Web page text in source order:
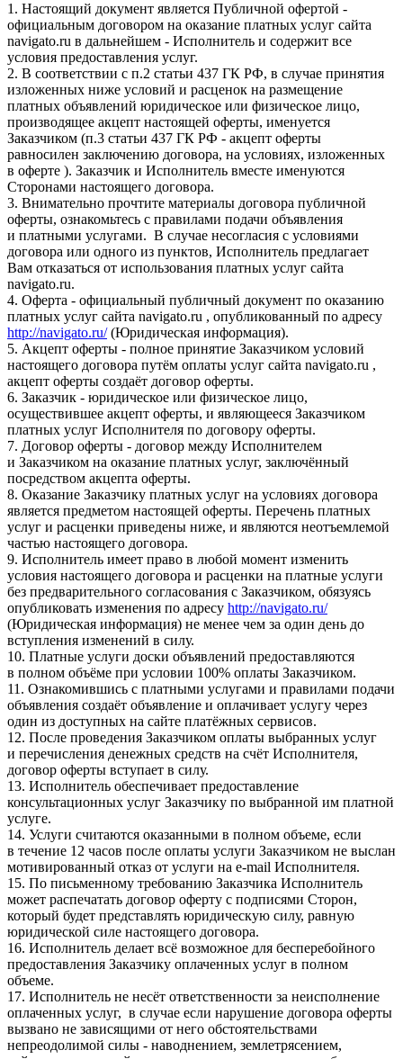
1. Настоящий документ является Публичной офертой -
официальным договором на оказание платных услуг сайта
navigato.ru в дальнейшем - Исполнитель и содержит все
условия предоставления услуг.
2. В соответствии с п.2 статьи 437 ГК РФ, в случае принятия
изложенных ниже условий и расценок на размещение
платных объявлений юридическое или физическое лицо,
производящее акцепт настоящей оферты, именуется
Заказчиком (п.3 статьи 437 ГК РФ - акцепт оферты
равносилен заключению договора, на условиях, изложенных
в оферте ). Заказчик и Исполнитель вместе именуются
Сторонами настоящего договора.
3. Внимательно прочтите материалы договора публичной
оферты, ознакомьтесь с правилами подачи объявления
и платными услугами. В случае несогласия с условиями
договора или одного из пунктов, Исполнитель предлагает
Вам отказаться от использования платных услуг сайта
navigato.ru.
4. Оферта - официальный публичный документ по оказанию
платных услуг сайта navigato.ru , опубликованный по адресу
http://navigato.ru/(Юридическая информация).
5. Акцепт оферты - полное принятие Заказчиком условий
настоящего договора путём оплаты услуг сайта navigato.ru ,
акцепт оферты создаёт договор оферты.
6. Заказчик - юридическое или физическое лицо,
осуществившее акцепт оферты, и являющееся Заказчиком
платных услуг Исполнителя по договору оферты.
7. Договор оферты - договор между Исполнителем
и Заказчиком на оказание платных услуг, заключённый
посредством акцепта оферты.
8. Оказание Заказчику платных услуг на условиях договора
является предметом настоящей оферты. Перечень платных
услуг и расценки приведены ниже, и являются неотъемлемой
частью настоящего договора.
9. Исполнитель имеет право в любой момент изменить
условия настоящего договора и расценки на платные услуги
без предварительного согласования с Заказчиком, обязуясь
опубликовать изменения по адресу http://navigato.ru/
(Юридическая информация) не менее чем за один день до
вступления изменений в силу.
10. Платные услуги доски объявлений предоставляются
в полном объёме при условии 100% оплаты Заказчиком.
11. Ознакомившись с платными услугами и правилами подачи
объявления создаёт объявление и оплачивает услугу через
один из доступных на сайте платёжных сервисов.
12. После проведения Заказчиком оплаты выбранных услуг
и перечисления денежных средств на счёт Исполнителя,
договор оферты вступает в силу.
13. Исполнитель обеспечивает предоставление
консультационных услуг Заказчику по выбранной им платной
услуге.
14. Услуги считаются оказанными в полном объеме, если
в течение 12 часов после оплаты услуги Заказчиком не выслан
мотивированный отказ от услуги на e-mail Исполнителя.
15. По письменному требованию Заказчика Исполнитель
может распечатать договор оферту с подписями Сторон,
который будет представлять юридическую силу, равную
юридической силе настоящего договора.
16. Исполнитель делает всё возможное для бесперебойного
предоставления Заказчику оплаченных услуг в полном
объеме.
17. Исполнитель не несёт ответственности за неисполнение
оплаченных услуг, в случае если нарушение договора оферты
вызвано не зависящими от него обстоятельствами
непреодолимой силы - наводнением, землетрясением,